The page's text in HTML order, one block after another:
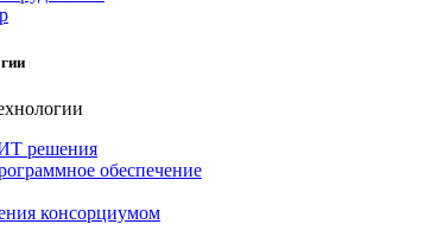
решения
обеспечение
консорциумом